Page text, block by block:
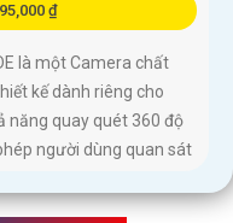
₫
là một Camera chất
kế dành riêng cho
năng quay quét 360 độ
người dùng quan sát